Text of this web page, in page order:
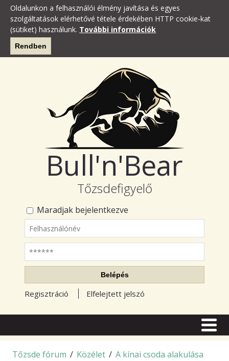
Oldalunkon a felhasználói élmény javítása és egyes
szolgáltatások elérhetővé tétele érdekében HTTP cookie-kat
(sütiket) használunk. További információk
Rendben
Bull'n'Bear
Tőzsdefigyelő
Maradjak bejelentkezve
Felhasználónév
Jelszó
Belépés
Regisztráció Elfelejtett jelszó
CIKKEK
Tőzsde fórum / Közélet / A kínai csoda alakulása